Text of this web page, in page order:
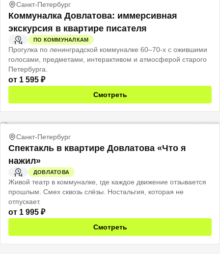
Санкт-Петербург
Коммуналка Довлатова: иммерсивная
экскурсия в квартире писателя
1 Ч
ПО КОММУНАЛКАМ
Прогулка по ленинградской коммуналке 60–70-х с ожившими
голосами, предметами, интерактивом и атмосферой старого
Петербурга.
от 1 595 ₽
Смотреть
Санкт-Петербург
Спектакль в квартире Довлатова «Что я
нажил»
1 Ч
ДОВЛАТОВА
Живой театр в коммуналке, где каждое движение отзывается
прошлым. Смех сквозь слёзы. Ностальгия, которая не
отпускает.
от 1 995 ₽
Смотреть